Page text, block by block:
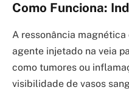
Como Funciona:
A ressonância
agente injetado na veia
como tumores ou
visibilidade de vasos